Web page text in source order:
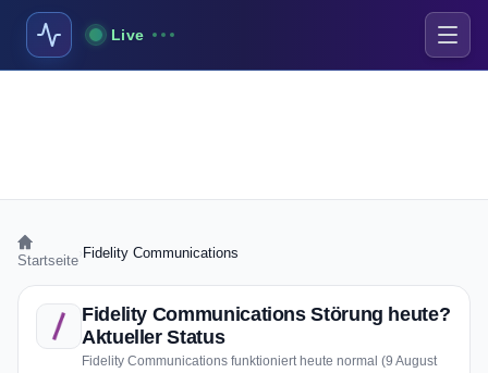
Live
Startseite Fidelity Communications
Fidelity Communications Störung heute?
Aktueller Status
Fidelity Communications funktioniert heute normal (9 August